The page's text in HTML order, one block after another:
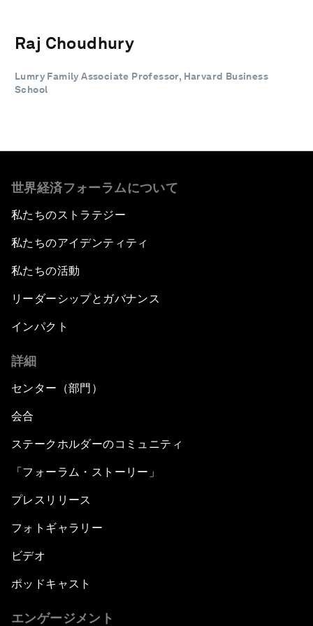
Raj Choudhury
Lumry Family Associate Professor, Harvard Business
School
世界経済フォーラムについて
私たちのストラテジー
私たちのアイデンティティ
私たちの活動
リーダーシップとガバナンス
インパクト
詳細
センター（部門）
会合
ステークホルダーのコミュニティ
「フォーラム・ストーリー」
プレスリリース
フォトギャラリー
ビデオ
ポッドキャスト
エンゲージメント